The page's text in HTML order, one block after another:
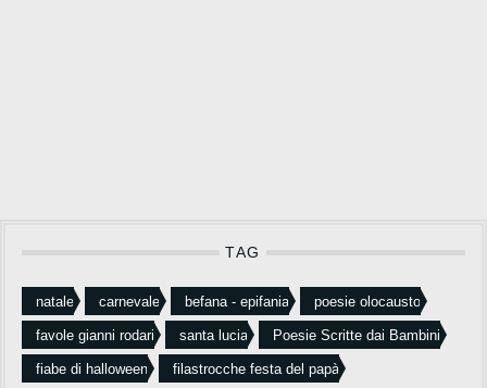
TAG
natale carnevale befana - epifania poesie olocausto
favole gianni rodari santa lucia Poesie Scritte dai Bambini
fiabe di halloween filastrocche festa del papà